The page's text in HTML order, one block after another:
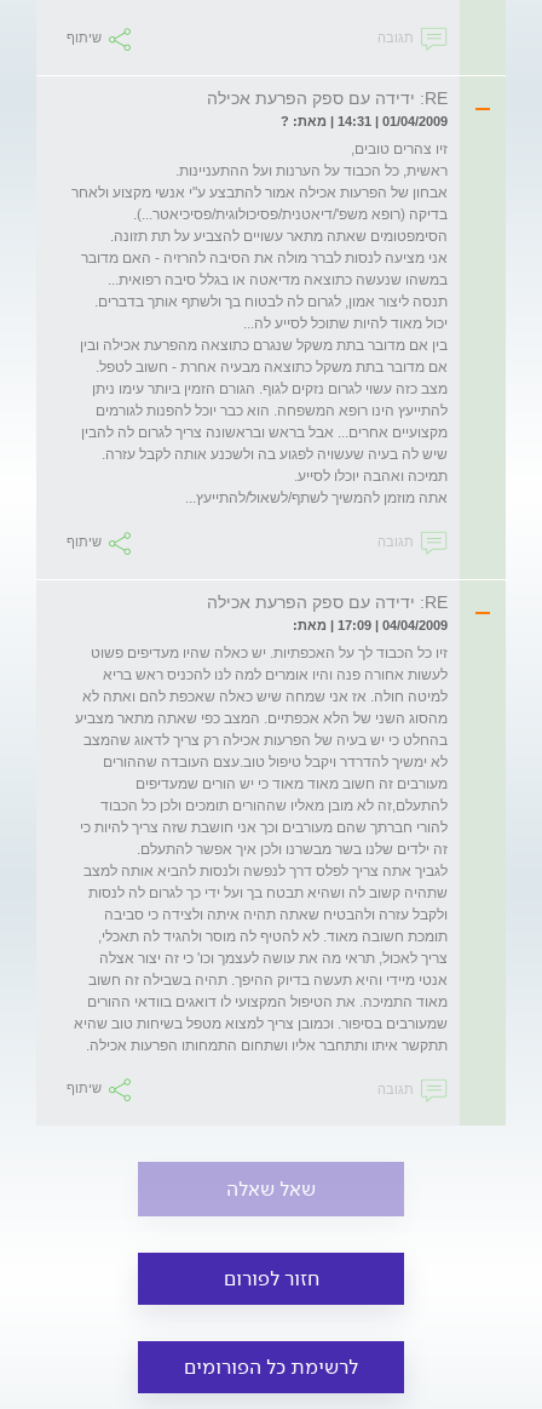
תגובה שיתוף
RE: ידידה עם ספק הפרעת אכילה
01/04/2009 | 14:31 | מאת: ?
אבחון של הפרעות אכילה אמור להתבצע ע"י אנשי מקצוע ולאחר
אני מציעה לנסות לברר מולה את הסיבה להרזיה - האם מדובר
במשהו שנעשה כתוצאה מדיאטה או בגלל סיבה רפואית...
תנסה ליצור אמון, לגרום לה לבטוח בך ולשתף אותך בדברים.
בין אם מדובר בתת משקל שנגרם כתוצאה מהפרעת אכילה ובין
אם מדובר בתת משקל כתוצאה מבעיה אחרת - חשוב לטפל.
מצב כזה עשוי לגרום נזקים לגוף. הגורם הזמין ביותר עימו ניתן
להתייעץ הינו רופא המשפחה. הוא כבר יוכל להפנות לגורמים
מקצועיים אחרים... אבל בראש ובראשונה צריך לגרום לה להבין
שיש לה בעיה שעשויה לפגוע בה ולשכנע אותה לקבל עזרה.
אתה מוזמן להמשיך לשתף/לשאול/להתייעץ...
תגובה שיתוף
RE: ידידה עם ספק הפרעת אכילה
04/04/2009 | 17:09 | מאת:
זיו כל הכבוד לך על האכפתיות. יש כאלה שהיו מעדיפים פשוט
לעשות אחורה פנה והיו אומרים למה לנו להכניס ראש בריא
למיטה חולה. אז אני שמחה שיש כאלה שאכפת להם ואתה לא
מהסוג השני של הלא אכפתיים. המצב כפי שאתה מתאר מצביע
בהחלט כי יש בעיה של הפרעות אכילה רק צריך לדאוג שהמצב
לא ימשיך להדרדר ויקבל טיפול טוב.עצם העובדה שההורים
מעורבים זה חשוב מאוד מאוד כי יש הורים שמעדיפים
להתעלם,זה לא מובן מאליו שההורים תומכים ולכן כל הכבוד
להורי חברתך שהם מעורבים וכך אני חושבת שזה צריך להיות כי
לגביך אתה צריך לפלס דרך לנפשה ולנסות להביא אותה למצב
שתהיה קשוב לה ושהיא תבטח בך ועל ידי כך לגרום לה לנסות
ולקבל עזרה ולהבטיח שאתה תהיה איתה ולצידה כי סביבה
תומכת חשובה מאוד. לא להטיף לה מוסר ולהגיד לה תאכלי,
צריך לאכול, תראי מה את עושה לעצמך וכו' כי זה יצור אצלה
אנטי מיידי והיא תעשה בדיוק ההיפך. תהיה בשבילה זה חשוב
מאוד התמיכה. את הטיפול המקצועי לו דואגים בוודאי ההורים
שמעורבים בסיפור. וכמובן צריך למצוא מטפל בשיחות טוב שהיא
תתקשר איתו ותתחבר אליו ושתחום התמחותו הפרעות אכילה.
תגובה שיתוף
שאל שאלה
חזור לפורום
לרשימת כל הפורומים